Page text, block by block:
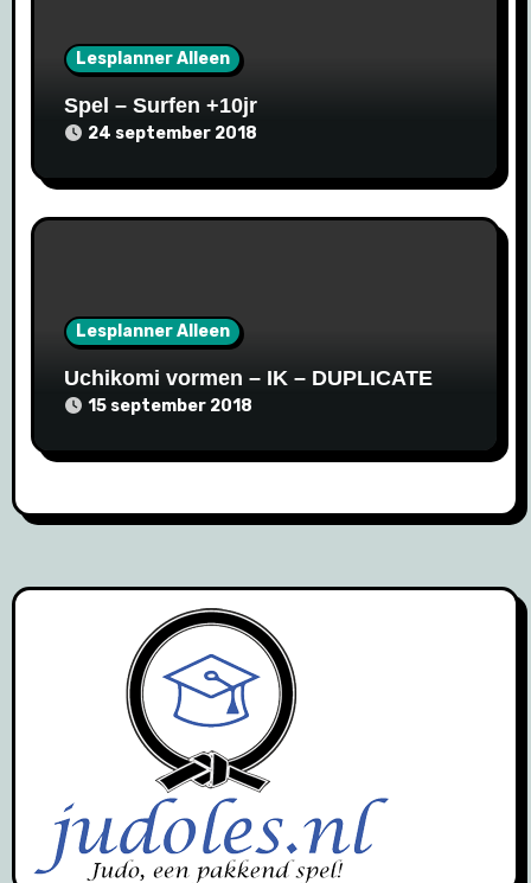
Lesplanner Alleen
Spel – Surfen +10jr
24 september 2018
Lesplanner Alleen
Uchikomi vormen – IK – DUPLICATE
15 september 2018